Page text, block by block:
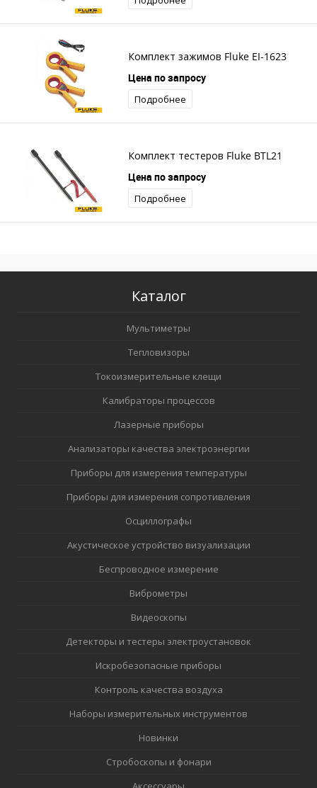
Комплект зажимов Fluke EI-1623
Цена по запросу
Подробнее
Комплект тестеров Fluke BTL21
Цена по запросу
Подробнее
Каталог
Мультиметры
Тепловизоры
Токоизмерительные клещи
Калибраторы процессов
Лазерные приборы
Анализаторы качества электроэнергии
Приборы для измерения температуры
Приборы для измерения сопротивления
Осциллографы
Акустическое устройство визуализации
Беспроводное измерение
Виброметры
Видеоскопы
Детекторы и тестеры электроустановок
Искробезопасные приборы
Контроль качества воздуха
Наборы измерительных инструментов
Новинки
Стробоскопы и фонари